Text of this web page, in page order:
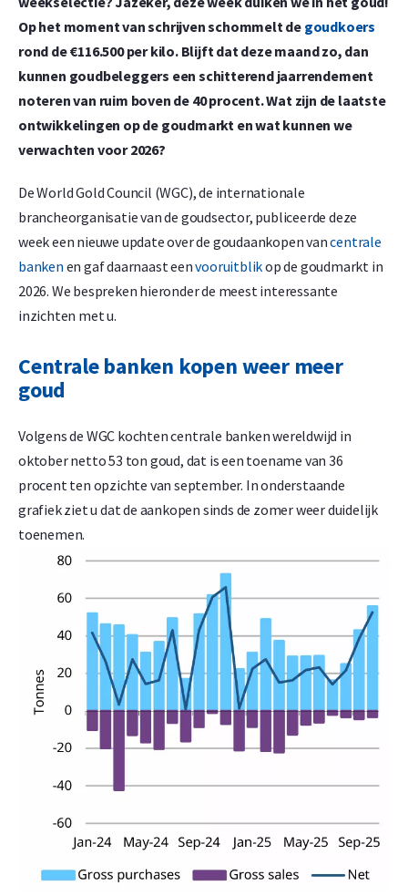
Op het moment van schrijven schommelt de goudkoers
rond de €116.500 per kilo. Blijft dat deze maand zo, dan
kunnen goudbeleggers een schitterend jaarrendement
noteren van ruim boven de 40 procent. Wat zijn de laatste
ontwikkelingen op de goudmarkt en wat kunnen we
verwachten voor 2026?
De World Gold Council (WGC), de internationale
brancheorganisatie van de goudsector, publiceerde deze
week een nieuwe update over de goudaankopen vancentrale
banken en gaf daarnaast eenvooruitblikop de goudmarkt in
2026. We bespreken hieronder de meest interessante
inzichten met u.
Centrale banken kopen weer meer
goud
Volgens de WGC kochten centrale banken wereldwijd in
oktober netto 53 ton goud, dat is een toename van 36
procent ten opzichte van september. In onderstaande
grafiek ziet u dat de aankopen sinds de zomer weer duidelijk
toenemen.